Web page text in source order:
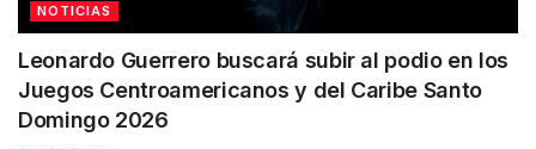
NOTICIAS
Leonardo Guerrero buscará subir al podio en los
Juegos Centroamericanos y del Caribe Santo
Domingo 2026